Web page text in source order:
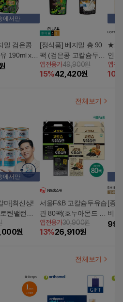
에서만
밀 검은콩
190ml x 4
[정식품] 베지밀 총 90
팩 (검은콩 고칼슘두유
190ml x 45팩 + 검은콩
아몬드호두 두유 190m
앱전용가49,900원
15%42,420원
★체
인
두유
총
앱전
10
전체보기
에서만
마]최신상!
틴밸런스
칼슘마그네
원
서울F&B 고칼슘두유습
관 80팩(호두아몬드 19
0mlX40팩+검은참깨 1
90mlX40팩)
앱전용가30,900원
13%26,910원
[종
비타
타민
전체보기